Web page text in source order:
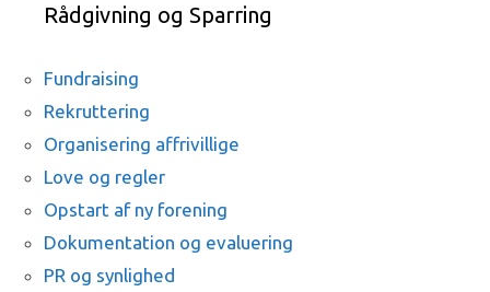
Rådgivning og Sparring
Fundraising
Rekruttering
Organisering affrivillige
Love og regler
Opstart af ny forening
Dokumentation og evaluering
PR og synlighed